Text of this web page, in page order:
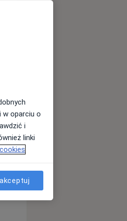
Śr,
w oparciu o
i
linki